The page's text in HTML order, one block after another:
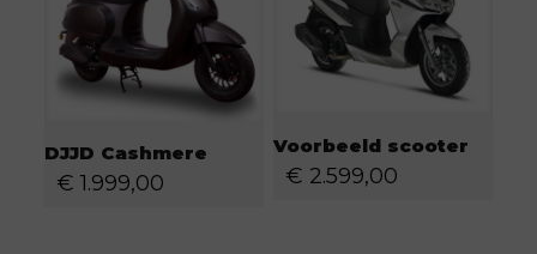
DJJD Cashmere
€ 1.999,00
Voorbeeld scooter
€ 2.599,00